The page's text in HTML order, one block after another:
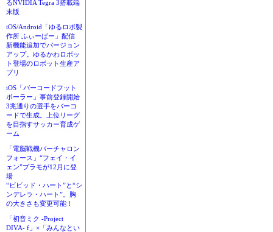
るNVIDIA Tegra 3搭載端
末版
iOS/Android「ゆるロボ製
作所 ふぃーばー」配信
新機能追加でバージョン
アップ。ゆるかわロボッ
ト登場のロボット生産ア
プリ
iOS「バーコードフット
ボーラー」事前登録開始
3兆通りの選手をバーコ
ードで生成。上位リーグ
を目指すサッカー育成ゲ
ーム
「電脳戦機バーチャロン
フォース」“フェイ・イ
ェン”プラモが12月に登
場
“ビビッド・ハート”と“シ
ンデレラ・ハート”。胸
の大きさも変更可能！
「初音ミク -Project
DIVA- f」×「みんなとい